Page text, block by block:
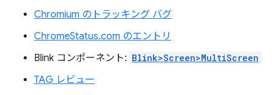
Chromium のトラッキング バグ
ChromeStatus.com のエントリ
Blink コンポーネント: Blink>Screen>MultiScreen
TAG レビュー